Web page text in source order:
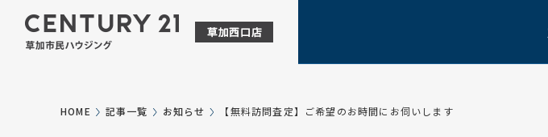
HOME 記事一覧 お知らせ 【無料訪問査定】ご希望のお時間にお伺いします